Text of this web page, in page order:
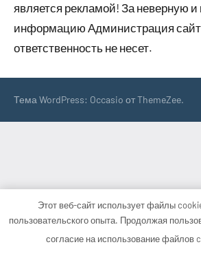
является рекламой! За неверную
информацию Администрация
ответственность не несет.
Тема WordPress: Occasio от ThemeZee.
Этот веб-сайт использует файлы
пользовательского опыта. Продолжая
согласие на использование файлов